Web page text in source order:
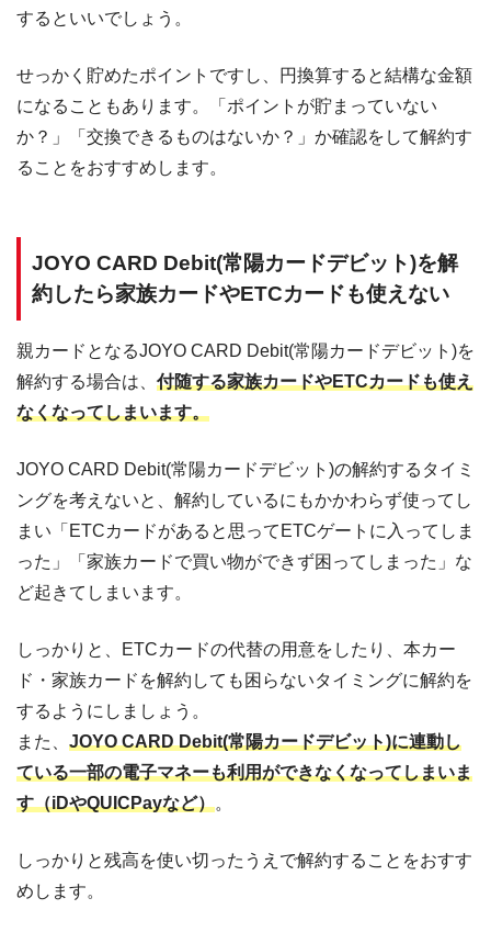
するといいでしょう。
せっかく貯めたポイントですし、円換算すると結構な金額
になることもあります。「ポイントが貯まっていない
か？」「交換できるものはないか？」か確認をして解約す
ることをおすすめします。
JOYO CARD Debit(常陽カードデビット)を解
約したら家族カードやETCカードも使えない
親カードとなるJOYO CARD Debit(常陽カードデビット)を
解約する場合は、 付随する家族カードやETCカードも使え
なくなってしまいます。
JOYO CARD Debit(常陽カードデビット)の解約するタイミ
ングを考えないと、解約しているにもかかわらず使ってし
まい「ETCカードがあると思ってETCゲートに入ってしま
った」「家族カードで買い物ができず困ってしまった」な
ど起きてしまいます。
しっかりと、ETCカードの代替の用意をしたり、本カー
ド・家族カードを解約しても困らないタイミングに解約を
するようにしましょう。
また、 JOYO CARD Debit(常陽カードデビット)に連動し
ている一部の電子マネーも利用ができなくなってしまいま
す（iDやQUICPayなど）。
しっかりと残高を使い切ったうえで解約することをおすす
めします。